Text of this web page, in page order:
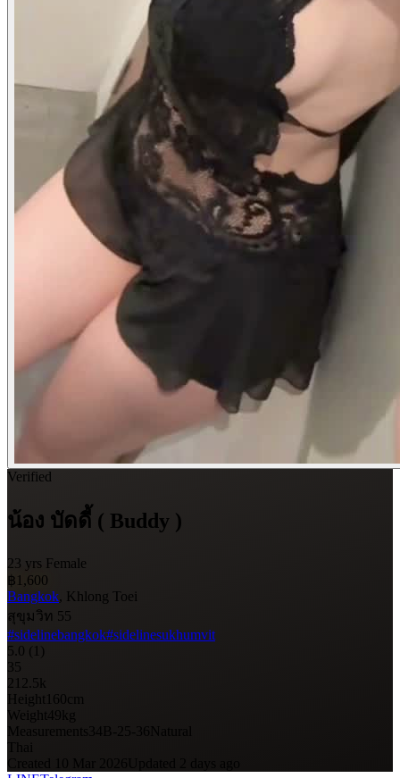
Verified
น้อง บัดดี้ ( Buddy )
23 yrs Female
฿1,600
Bangkok, Khlong Toei
สุขุมวิท 55
#sidelinebangkok#sidelinesukhumvit
5.0 (1)
35
212.5k
Height 160cm
Weight49kg
Measurements 34B-25-36
Thai
Created 10 Mar 2026